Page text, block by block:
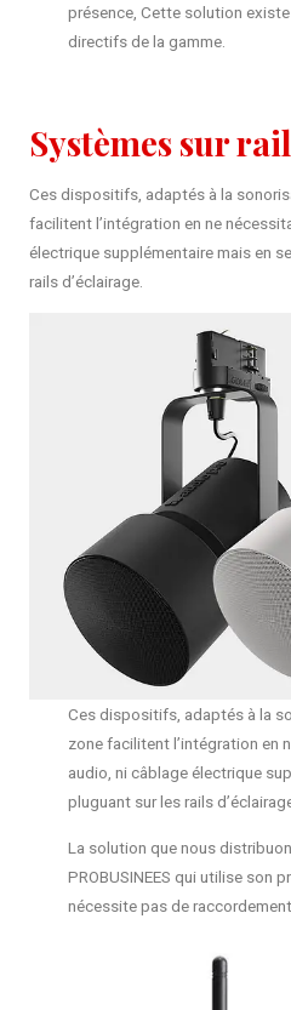
présence, Cette solution
directifs de la gamme.
Systèmes sur rail
Ces dispositifs, adaptés à la
facilitent l’intégration en ne
électrique supplémentaire mais en
rails d’éclairage.
Ces dispositifs, adaptés à la
zone facilitent l’intégration en
audio, ni câblage électrique
pluguant sur les rails
La solution que nous
PROBUSINEES qui utilise son
nécessite pas de raccordement